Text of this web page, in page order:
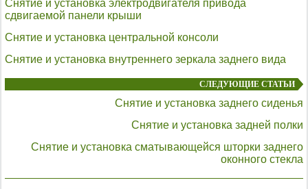
Снятие и установка электродвигателя привода
сдвигаемой панели крыши
Снятие и установка центральной консоли
Снятие и установка внутреннего зеркала заднего вида
СЛЕДУЮЩИЕ СТАТЬИ
Снятие и установка заднего сиденья
Снятие и установка задней полки
Снятие и установка сматывающейся шторки заднего
оконного стекла